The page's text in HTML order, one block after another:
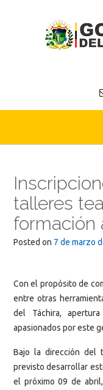
talleres
formación
Posted on 7 de marzo
Con el propósito de
entre otras
del Táchira,
apasionados por este
Bajo la dirección del
previsto desarrollar
el próximo 09 de